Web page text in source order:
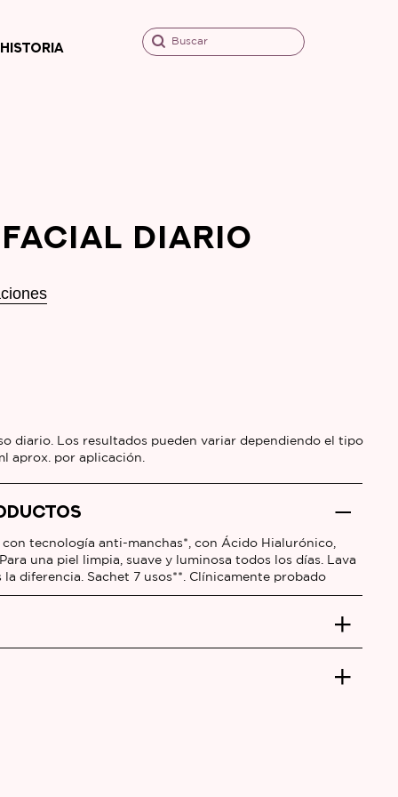
Buscar
DIARIO
diario. Los resultados pueden variar dependiendo el tipo
aprox. por aplicación.
tecnología anti-manchas*, con Ácido Hialurónico,
una piel limpia, suave y luminosa todos los días. Lava
diferencia. Sachet 7 usos**. Clínicamente probado